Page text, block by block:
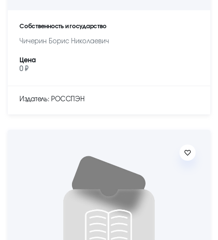
Собственность и государство
Чичерин Борис Николаевич
Цена
0 ₽
Издатель: РОССПЭН